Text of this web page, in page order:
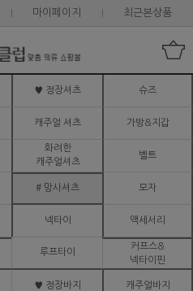
마이페이지 최근본상품
♥ 정장셔츠 슈즈
캐주얼 셔츠 가방&지갑
화려한
캐주얼셔츠
벨트
# 망사셔츠 모자
넥타이 액세서리
루프타이
커프스&
넥타이핀
♥ 정장바지 캐주얼바지